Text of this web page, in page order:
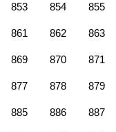
853 854 855
861 862 863
869 870 871
877 878 879
885 886 887